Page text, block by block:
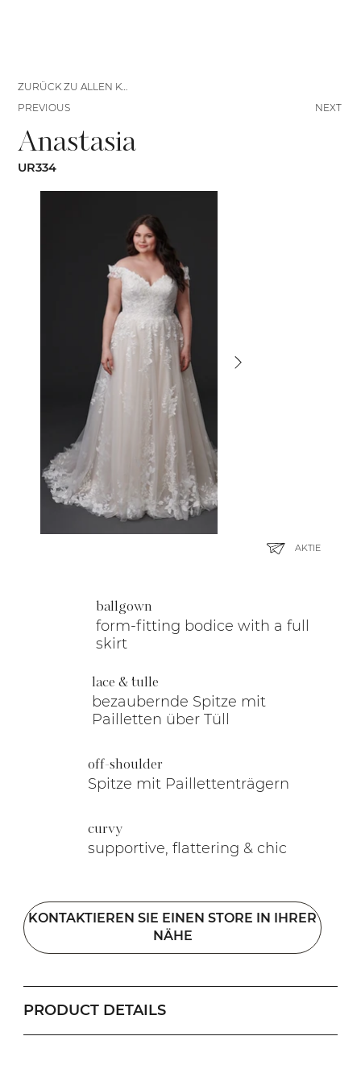
ballgown
form-fitting bodice with a full
skirt
lace & tulle
bezaubernde Spitze mit
Pailletten über Tüll
off-shoulder
Spitze mit Paillettenträgern
curvy
supportive, flattering & chic
KONTAKTIEREN SIE EINEN STORE IN IHRER
NÄHE
Anastasia
UR334
AKTIE
NEXT
ZURÜCK ZU ALLEN KLEIDERN
PREVIOUS
PRODUCT DETAILS